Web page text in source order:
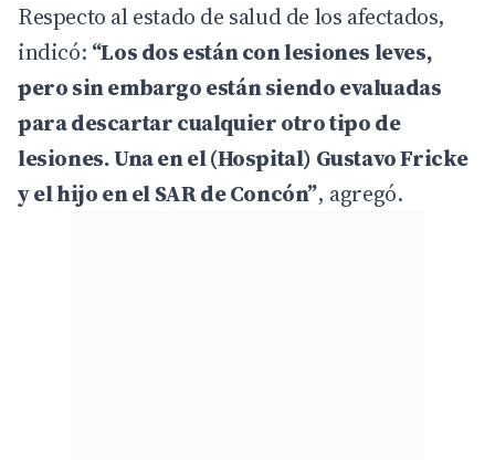
Respecto al estado de salud de los afectados,
indicó: “Los dos están con lesiones leves,
pero sin embargo están siendo evaluadas
para descartar cualquier otro tipo de
lesiones. Una en el (Hospital) Gustavo Fricke
y el hijo en el SAR de Concón”, agregó.